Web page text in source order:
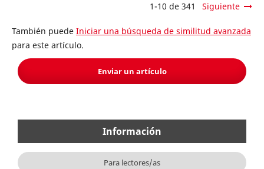
1-10 de 341 Siguiente
También puede Iniciar una búsqueda de similitud avanzada
para este artículo.
Enviar un artículo
Información
Para lectores/as